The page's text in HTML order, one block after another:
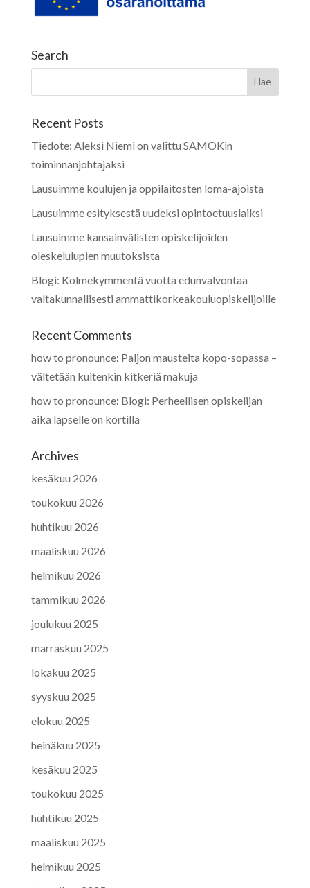
Search
Recent Posts
Tiedote: Aleksi Niemi on valittu SAMOKin
toiminnanjohtajaksi
Lausuimme koulujen ja oppilaitosten loma-ajoista
Lausuimme esityksestä uudeksi opintoetuuslaiksi
Lausuimme kansainvälisten opiskelijoiden
oleskelulupien muutoksista
Blogi: Kolmekymmentä vuotta edunvalvontaa
valtakunnallisesti ammattikorkeakouluopiskelijoille
Recent Comments
how to pronounce: Paljon mausteita kopo-sopassa –
vältetään kuitenkin kitkeriä makuja
how to pronounce: Blogi: Perheellisen opiskelijan
aika lapselle on kortilla
Archives
kesäkuu 2026
toukokuu 2026
huhtikuu 2026
maaliskuu 2026
helmikuu 2026
tammikuu 2026
joulukuu 2025
marraskuu 2025
lokakuu 2025
syyskuu 2025
elokuu 2025
heinäkuu 2025
kesäkuu 2025
toukokuu 2025
huhtikuu 2025
maaliskuu 2025
helmikuu 2025